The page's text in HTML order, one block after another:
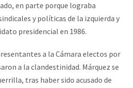
en parte porque lograba
y políticas de la izquierda y
presidencial en 1986.
a la Cámara electos por
a la clandestinidad. Márquez se
tras haber sido acusado de